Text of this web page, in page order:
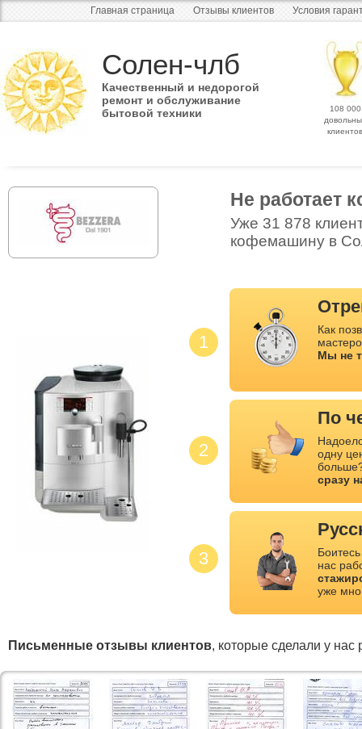
Главная страница Отзывы клиентов Условия
Солен-члб
Качественный и недорогой
ремонт и обслуживание
бытовой техники
108 000
клиентов
Не работает
Уже 31 878
кофемашину в
1
2
3
Как
Мы не
По
одну
сразу
нас
уже
Письменные отзывы клиентов, которые сделали у нас